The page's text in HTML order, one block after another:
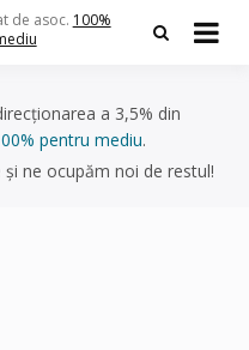
de asoc. 100%
a 3,5% din
pentru mediu.
și ne ocupăm noi de restul!